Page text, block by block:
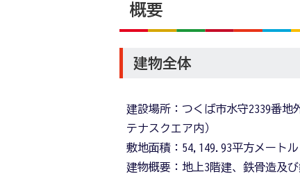
概要
建物全体
建設場所：つくば市水守2339番地
テナスクエア内）
敷地面積：54,149.93平方メートル
建物概要：地上3階建、鉄骨造及